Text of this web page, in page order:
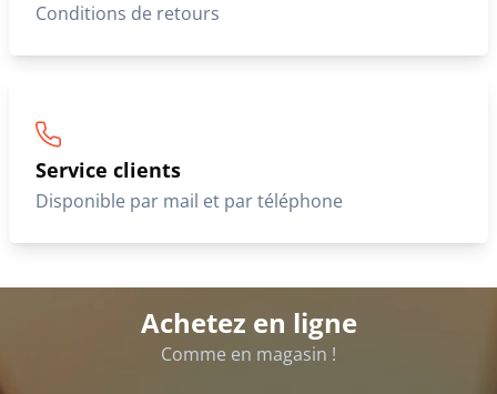
Conditions de retours
Service clients
Disponible par mail et par téléphone
Achetez en ligne
Comme en magasin !